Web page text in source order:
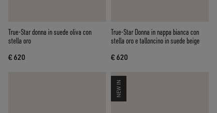
True-Star donna in suede oliva con
stella oro
€ 620
True-Star Donna in nappa bianca con
stella oro e talloncino in suede beige
€ 620
NEW IN